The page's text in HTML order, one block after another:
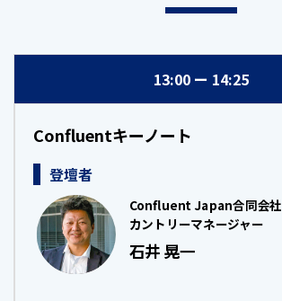
13:00 14:25
Confluentキーノート
登壇者
Confluent Japan合同会社
カントリーマネージャー
石井 晃一